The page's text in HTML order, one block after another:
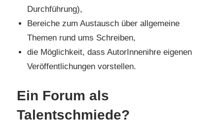
Durchführung),
Bereiche zum Austausch über allgemeine
Themen rund ums Schreiben,
die Möglichkeit, dass AutorInnenihre eigenen
Veröffentlichungen vorstellen.
Ein Forum als
Talentschmiede?